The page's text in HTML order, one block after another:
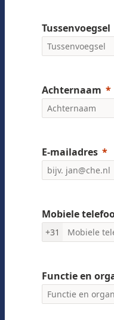
Tussenvoegsel
Achternaam
E-mailadres
Mobiele
+31
Functie en